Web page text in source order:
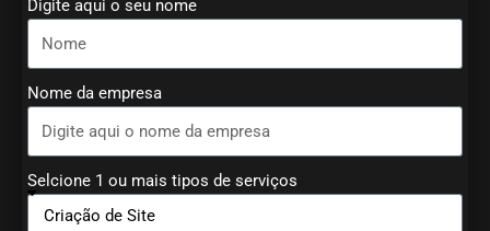
Digite aqui o seu nome
Nome da empresa
Selcione 1 ou mais tipos de serviços